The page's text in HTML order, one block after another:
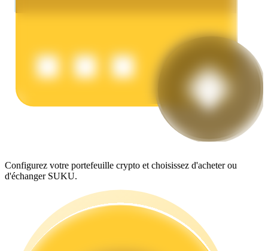
Cochon de puissance
Gagnez quotidiennement des récompenses compétitives
Configurez votre portefeuille crypto et choisissez d'acheter ou
d'échanger SUKU.